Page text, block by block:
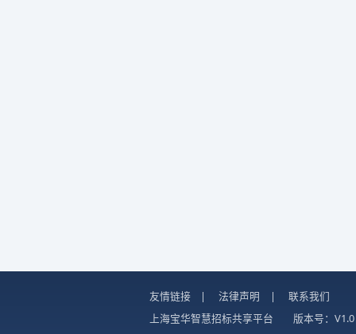
友情链接 | 法律声明 |
联系我们
上海宝华智慧招标共享平台
版本号：V1.0